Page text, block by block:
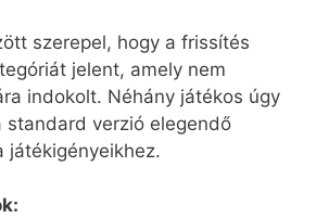
szerepel, hogy a frissítés
jelent, amely nem
indokolt. Néhány játékos úgy
standard verzió elegendő
játékigényeikhez.